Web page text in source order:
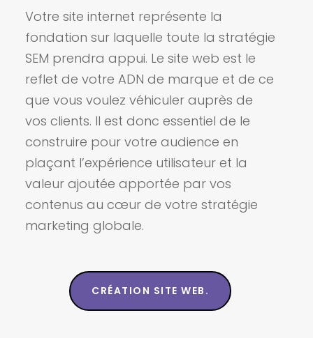
Votre site internet représente la
fondation sur laquelle toute la stratégie
SEM prendra appui. Le site web est le
reflet de votre ADN de marque et de ce
que vous voulez véhiculer auprès de
vos clients. Il est donc essentiel de le
construire pour votre audience en
plaçant l’expérience utilisateur et la
valeur ajoutée apportée par vos
contenus au cœur de votre stratégie
marketing globale.
CRÉATION SITE WEB.